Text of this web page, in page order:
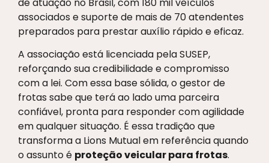
associados e suporte de mais de 70 atendentes
preparados para prestar auxílio rápido e eficaz.
A associação está licenciada pela SUSEP,
reforçando sua credibilidade e compromisso
com a lei. Com essa base sólida, o gestor de
frotas sabe que terá ao lado uma parceira
confiável, pronta para responder com agilidade
em qualquer situação. É essa tradição que
transforma a Lions Mutual em referência quando
o assunto é proteção veicular para frotas.